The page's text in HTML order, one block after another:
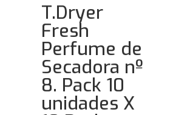
T.Dryer
Fresh
Perfume de
Secadora nº
8. Pack 10
unidades X